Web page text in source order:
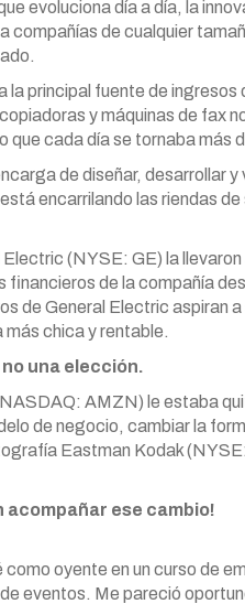
evoluciona día a día, la
compañías de cualquier
la principal fuente de
y máquinas de fax
que cada día se tornaba más
de diseñar, desarrollar
encarrilando las riendas
(NYSE: GE) la
de la compañía
de General Electric aspiran
más chica y rentable.
una elección.
AMZN) le estaba
de negocio, cambiar la
Eastman Kodak
acompañar ese cambio!
oyente en un curso de
eventos. Me pareció